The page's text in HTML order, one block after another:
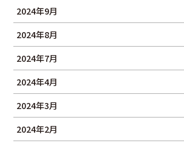
2024年9月
2024年8月
2024年7月
2024年4月
2024年3月
2024年2月